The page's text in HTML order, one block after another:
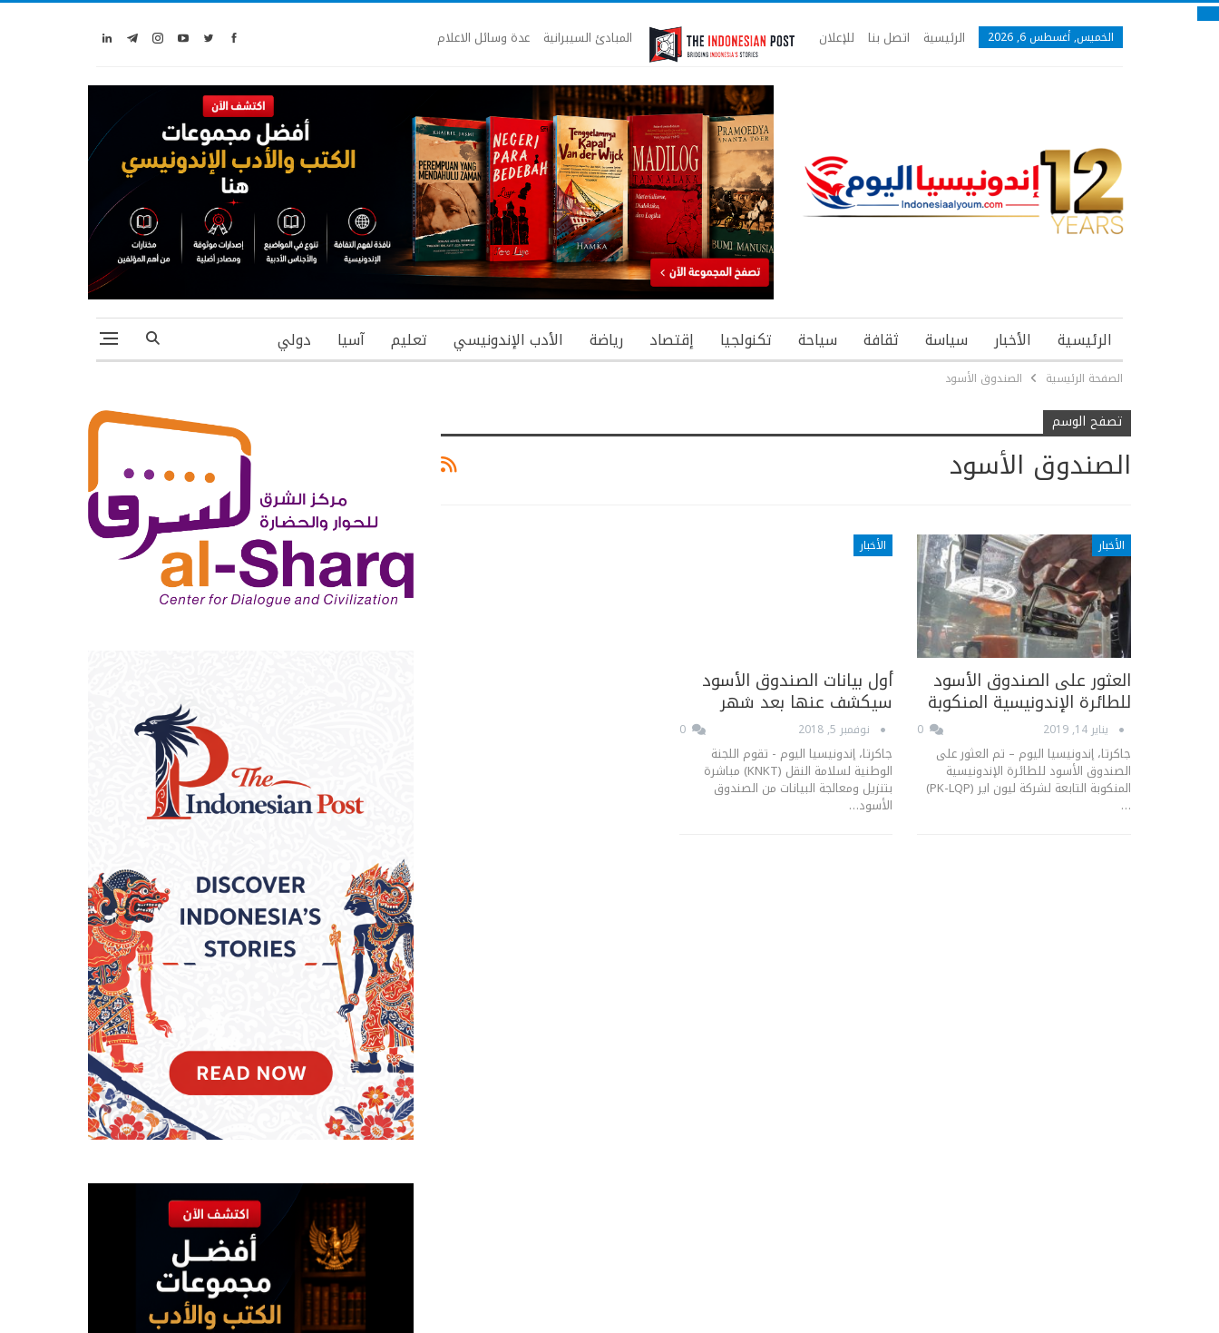
الخميس, أغسطس 6, 2026 الرئيسية اتصل بنا للإعلان المبادئ السيبرانية عدة وسائل الاعلام
الرئيسية الأخبار سياسة ثقافة سياحة تكنولجيا إقتصاد رياضة الأدب الإندونيسي تعليم آسيا دولي
الصفحة الرئيسية الصندوق الأسود
تصفح الوسم
الصندوق الأسود
الأخبار
العثور على الصندوق الأسود
للطائرة الإندونيسية المنكوبة
يناير 14, 2019
جاكرتا، إندونيسيا اليوم – تم العثور على
الصندوق الأسود للطائرة الإندونيسية
المنكوبة التابعة لشركة ليون اير (PK-LQP)
…
الأخبار
أول بيانات الصندوق الأسود
سيكشف عنها بعد شهر
نوفمبر 5, 2018 0
جاكرتا، إندونيسيا اليوم - تقوم اللجنة
الوطنية لسلامة النقل (KNKT) مباشرة
بتنزيل ومعالجة البيانات من الصندوق
الأسود…